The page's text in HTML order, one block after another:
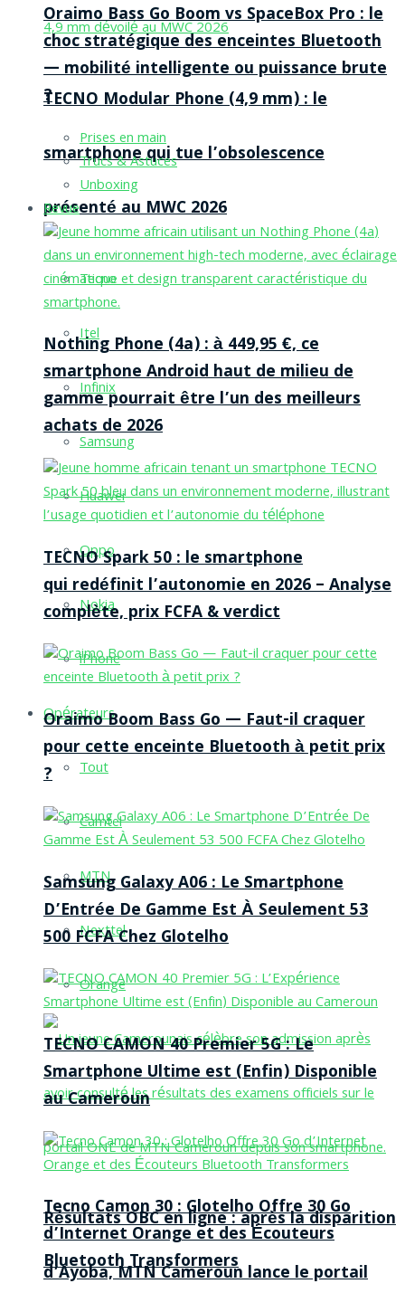
TECNO Modular Phone (4,9 mm) : le
smartphone qui tue l’obsolescence
présenté au MWC 2026
Tecno
Itel
Infinix
Samsung
Huawei
Oppo
Nokia
iPhone
Opérateurs
Tout
Camtel
MTN
Nexttel
Orange
Résultats OBC en ligne : après la disparition
d’Ayoba, MTN Cameroun lance le portail
Oraimo Bass Go Boom vs SpaceBox Pro : le
choc stratégique des enceintes Bluetooth
— mobilité intelligente ou puissance brute
?
Prises en main
Trucs & Astuces
Unboxing
Revue
Nothing Phone (4a) : à 449,95 €, ce
smartphone Android haut de milieu de
gamme pourrait être l’un des meilleurs
achats de 2026
TECNO Spark 50 : le smartphone
qui redéfinit l’autonomie en 2026 – Analyse
complète, prix FCFA & verdict
Oraimo Boom Bass Go — Faut-il craquer
pour cette enceinte Bluetooth à petit prix
?
Samsung Galaxy A06 : Le Smartphone
D’Entrée De Gamme Est À Seulement 53
500 FCFA Chez Glotelho
TECNO CAMON 40 Premier 5G : Le
Smartphone Ultime est (Enfin) Disponible
au Cameroun
Tecno Camon 30 : Glotelho Offre 30 Go
d’Internet Orange et des Écouteurs
Bluetooth Transformers